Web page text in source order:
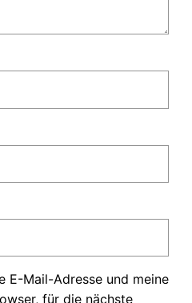
E-Mail-Adresse und meine
für die nächste